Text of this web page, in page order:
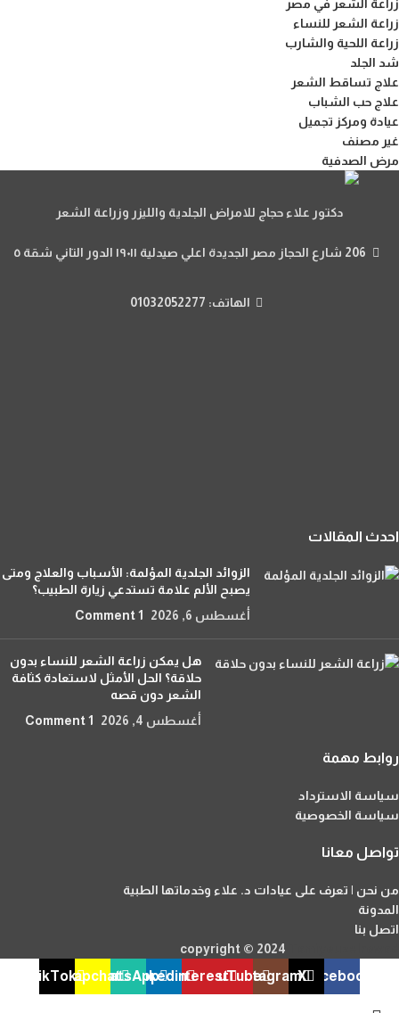
زراعة الشعر في مصر
زراعة الشعر للنساء
زراعة اللحية والشارب
شد الجلد
علاج تساقط الشعر
علاج حب الشباب
عيادة ومركز تجميل
غير مصنف
مرض الصدفية
دكتور علاء حجاج للامراض الجلدية والليزر وزراعة الشعر
الهاتف: 01032052277
احدث المقالات
الزوائد الجلدية المؤلمة: الأسباب والعلاج ومتى
يصبح الألم علامة تستدعي زيارة الطبيب؟
أغسطس 6, 2026
1 Comment
هل يمكن زراعة الشعر للنساء بدون
حلاقة؟ الحل الأمثل لاستعادة كثافة
الشعر دون قصه
أغسطس 4, 2026
1 Comment
روابط مهمة
سياسة الاسترداد
سياسة الخصوصية
تواصل معانا
من نحن | تعرف على عيادات د. علاء وخدماتها الطبية
المدونة
اتصل بنا
copyright © 2024
Facebook
X
Instagram
YouTube
Pinterest
linkedin
WhatsApp
Snapchat
TikTok